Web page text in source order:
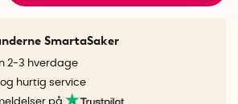
SmartaSaker
2-3 hverdage
hurtig service